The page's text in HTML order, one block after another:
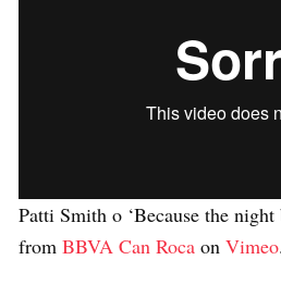
Patti Smith o ‘Because the night
from BBVA Can Roca on Vimeo.